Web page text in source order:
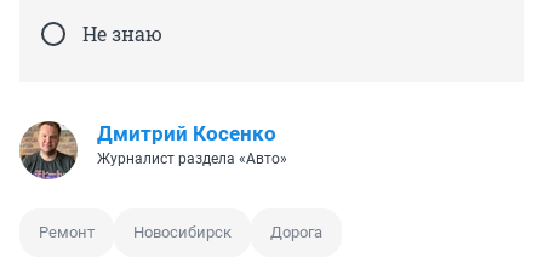
Не знаю
Дмитрий Косенко
Журналист раздела «Авто»
Ремонт Новосибирск Дорога